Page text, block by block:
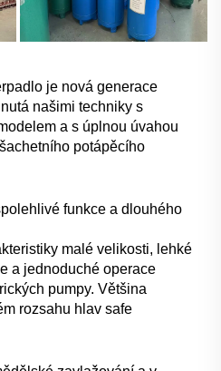
je nová generace
našimi techniky s
a s úplnou úvahou
potápěcího
funkce a dlouhého
malé velikosti, lehké
a jednoduché operace
pumpy. Většina
rozsahu hlav safe